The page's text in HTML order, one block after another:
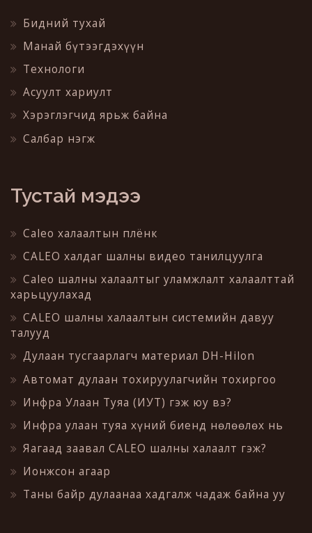
Бидний тухай
Манай бүтээгдэхүүн
Технологи
Асуулт хариулт
Хэрэглэгчид ярьж байна
Салбар нэгж
Тустай мэдээ
Caleo халаалтын плёнк
CALEO халдаг шалны видео танилцуулга
Caleo шалны халаалтыг уламжлалт халаалттай
харьцуулахад
CALEO шалны халаалтын системийн давуу
талууд
Дулаан тусгаарлагч материал DH-Hilon
Автомат дулаан тохируулагчийн тохиргоо
Инфра Улаан Туяа (ИУТ) гэж юу вэ?
Инфра улаан туяа хүний биенд нөлөөлөх нь
Яагаад заавал CALEO шалны халаалт гэж?
Ионжсон агаар
Таны байр дулаанаа хадгалж чадаж байна уу